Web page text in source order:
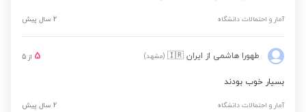
آمار و احتمالات دانشگاه 2 سال پیش
طهورا هاشمی از ایران 🇮🇷 (مشهد) 5 از 5
بسیار خوب بودند
آمار و احتمالات دانشگاه 2 سال پیش